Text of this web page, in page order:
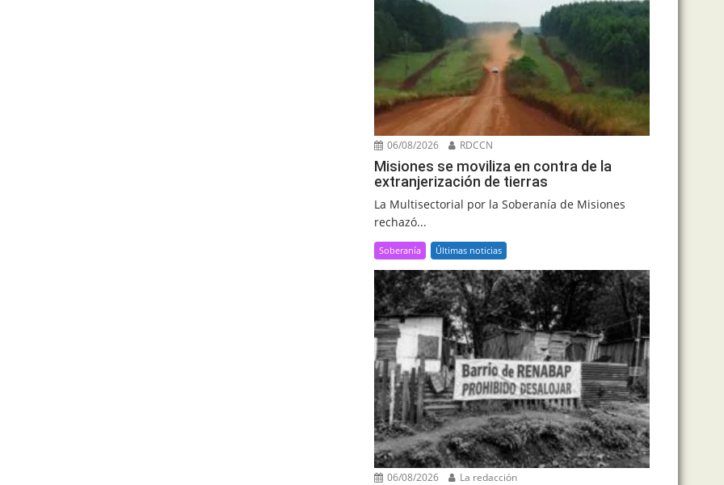
06/08/2026 RDCCN
Misiones se moviliza en contra de la
extranjerización de tierras
La Multisectorial por la Soberanía de Misiones
rechazó...
Soberanía Últimas noticias
06/08/2026 La redacción